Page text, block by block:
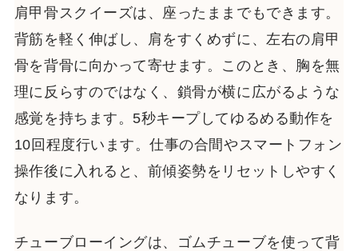
肩甲骨スクイーズは、座ったままでもできます。
背筋を軽く伸ばし、肩をすくめずに、左右の肩甲
骨を背骨に向かって寄せます。このとき、胸を無
理に反らすのではなく、鎖骨が横に広がるような
感覚を持ちます。5秒キープしてゆるめる動作を
10回程度行います。仕事の合間やスマートフォン
操作後に入れると、前傾姿勢をリセットしやすく
なります。
チューブローイングは、ゴムチューブを使って背